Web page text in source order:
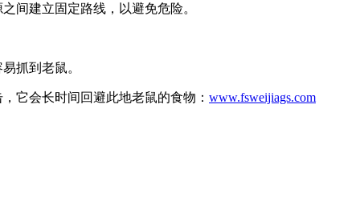
间建立固定路线，以避免危险。
抓到老鼠。
它会长时间回避此地老鼠的食物： www.fsweijiags.com